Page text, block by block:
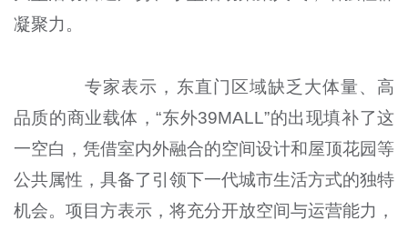
凝聚力。
专家表示，东直门区域缺乏大体量、高
品质的商业载体，“东外39MALL”的出现填补了这
一空白，凭借室内外融合的空间设计和屋顶花园等
公共属性，具备了引领下一代城市生活方式的独特
机会。项目方表示，将充分开放空间与运营能力，